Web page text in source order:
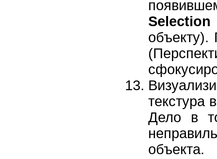
Selection
текстура
Дело в